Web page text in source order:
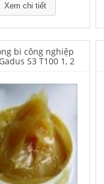
Xem chi tiết
bi công nghiệp
S3 T100 1, 2